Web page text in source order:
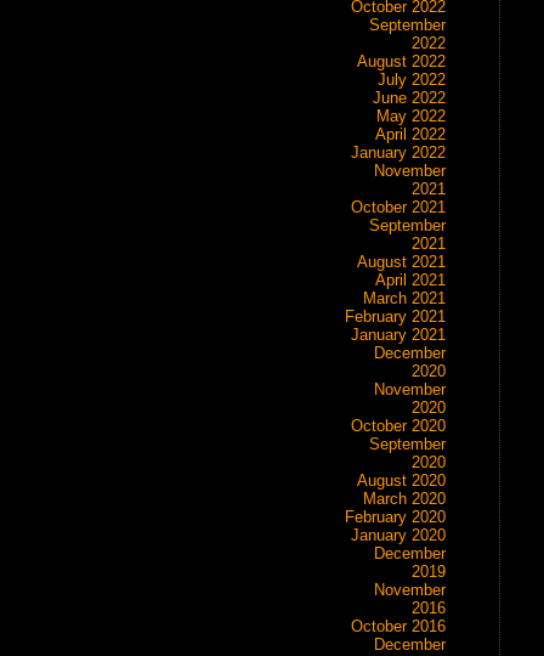
October 2022
September
2022
August 2022
July 2022
June 2022
May 2022
April 2022
January 2022
November
2021
October 2021
September
2021
August 2021
April 2021
March 2021
February 2021
January 2021
December
2020
November
2020
October 2020
September
2020
August 2020
March 2020
February 2020
January 2020
December
2019
November
2016
October 2016
December